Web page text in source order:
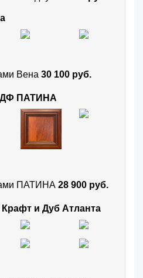
Вена 30 100 руб.
ПАТИНА
ПАТИНА 28 900 руб.
и Дуб Атланта